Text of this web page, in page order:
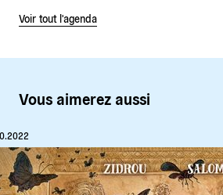
Voir tout l'agenda
Vous aimerez aussi